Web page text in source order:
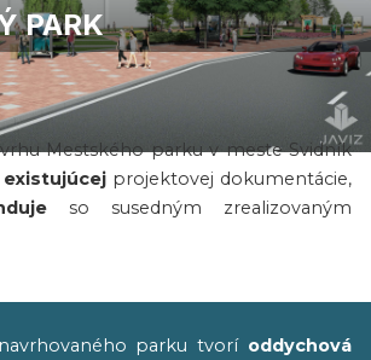
PARK
Mestského parku v meste Svidník
existujúcej projektovej dokumentácie,
so susedným zrealizovaným
parku tvorí oddychová